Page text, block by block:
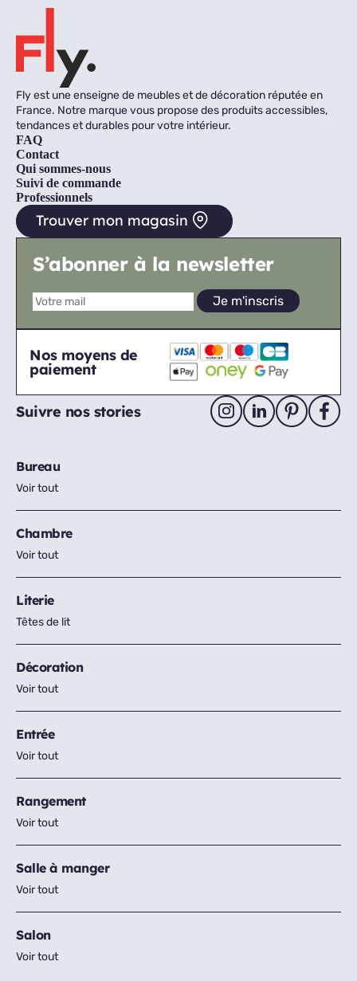
Fly est une enseigne de meubles et de décoration réputée en
France. Notre marque vous propose des produits accessibles,
tendances et durables pour votre intérieur.
FAQ
Contact
Qui sommes-nous
Suivi de commande
Professionnels
Trouver mon magasin
S’abonner à la newsletter
Nos moyens de
paiement
Suivre nos stories
Bureau
Voir tout
Chambre
Voir tout
Literie
Têtes de lit
Décoration
Voir tout
Entrée
Voir tout
Rangement
Voir tout
Salle à manger
Voir tout
Salon
Voir tout